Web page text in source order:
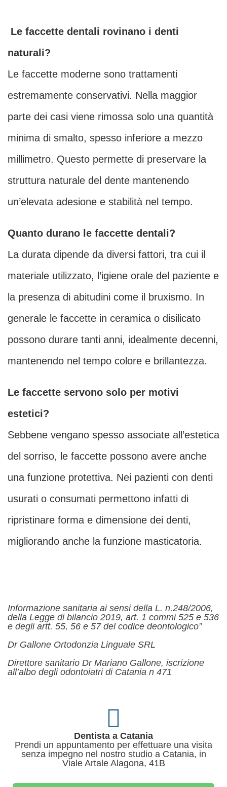
Le faccette dentali rovinano i denti
naturali?
Le faccette moderne sono trattamenti
estremamente conservativi. Nella maggior
parte dei casi viene rimossa solo una quantità
minima di smalto, spesso inferiore a mezzo
millimetro. Questo permette di preservare la
struttura naturale del dente mantenendo
un’elevata adesione e stabilità nel tempo.
Quanto durano le faccette dentali?
La durata dipende da diversi fattori, tra cui il
materiale utilizzato, l’igiene orale del paziente e
la presenza di abitudini come il bruxismo. In
generale le faccette in ceramica o disilicato
possono durare tanti anni, idealmente decenni,
mantenendo nel tempo colore e brillantezza.
Le faccette servono solo per motivi
estetici?
Sebbene vengano spesso associate all’estetica
del sorriso, le faccette possono avere anche
una funzione protettiva. Nei pazienti con denti
usurati o consumati permettono infatti di
ripristinare forma e dimensione dei denti,
migliorando anche la funzione masticatoria.
Informazione sanitaria ai sensi della L. n.248/2006,
della Legge di bilancio 2019, art. 1 commi 525 e 536
e degli artt. 55, 56 e 57 del codice deontologico”
Dr Gallone Ortodonzia Linguale SRL
Direttore sanitario Dr Mariano Gallone, iscrizione
all’albo degli odontoiatri di Catania n 471
Dentista a Catania
Prendi un appuntamento per effettuare una visita
senza impegno nel nostro studio a Catania, in
Viale Artale Alagona, 41B